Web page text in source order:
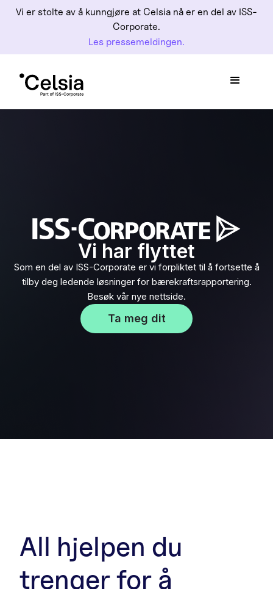
Vi er stolte av å kunngjøre at Celsia nå er en del av ISS-
Corporate.
Les pressemeldingen.
Vi har flyttet
Som en del av ISS-Corporate er vi forpliktet til å fortsette å
tilby deg ledende løsninger for bærekraftsrapportering.
Besøk vår nye nettside.
Ta meg dit
All hjelpen du
trenger for å